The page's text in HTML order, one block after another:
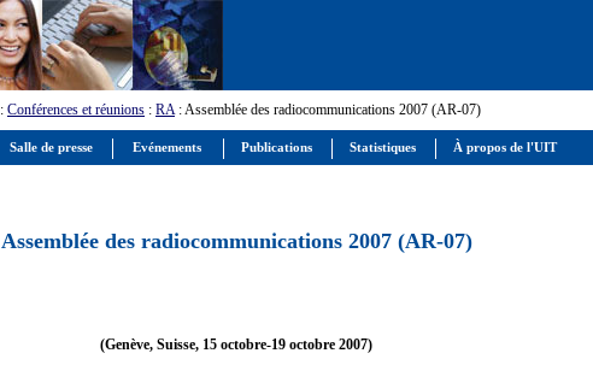
: Conférences et réunions : RA: Assemblée des radiocommunications 2007 (AR-07)
Assemblée des radiocommunications 2007 (AR-07)
(Genève, Suisse, 15 octobre-19 octobre 2007)
Salle de presse Evénements Publications Statistiques À propos de l'UIT